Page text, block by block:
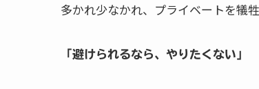
多かれ少なかれ、プライベートを犠
「避けられるなら、やりたくない」